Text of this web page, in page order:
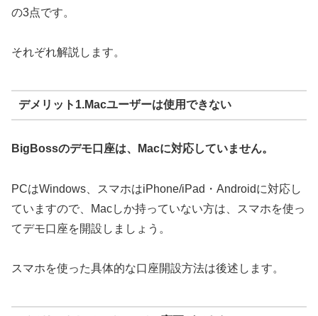
の3点です。
それぞれ解説します。
デメリット1.Macユーザーは使用できない
BigBossのデモ口座は、Macに対応していません。
PCはWindows、スマホはiPhone/iPad・Androidに対応し
ていますので、Macしか持っていない方は、スマホを使っ
てデモ口座を開設しましょう。
スマホを使った具体的な口座開設方法は後述します。